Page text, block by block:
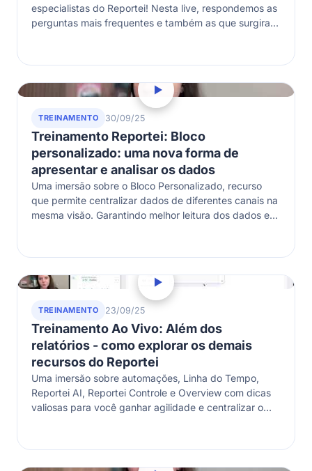
especialistas do Reportei! Nesta live, respondemos as
perguntas mais frequentes e também as que surgiram
TREINAMENTO 30/09/25
Treinamento Reportei: Bloco
personalizado: uma nova forma de
apresentar e analisar os dados
Uma imersão sobre o Bloco Personalizado, recurso
que permite centralizar dados de diferentes canais na
mesma visão. Garantindo melhor leitura dos dados e
TREINAMENTO 23/09/25
Treinamento Ao Vivo: Além dos
relatórios - como explorar os demais
recursos do Reportei
Uma imersão sobre automações, Linha do Tempo,
Reportei AI, Reportei Controle e Overview com dicas
valiosas para você ganhar agilidade e centralizar o